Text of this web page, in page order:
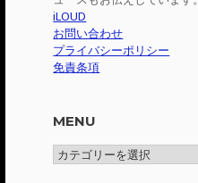
iLOUD
お問い合わせ
プライバシーポリシー
免責条項
MENU
MENU